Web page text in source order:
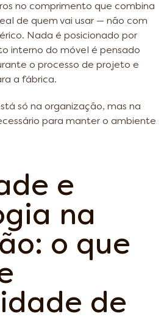
no comprimento que combina
de quem vai usar — não com
Nada é posicionado por
interno do móvel é pensado
o processo de projeto e
a fábrica.
só na organização, mas na
para manter o ambiente
e
na
o que
de